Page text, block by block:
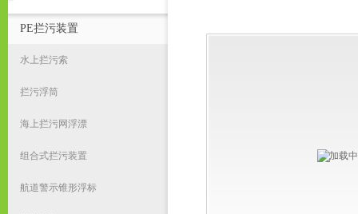
PE拦污装置
水上拦污索
拦污浮筒
海上拦污网浮漂
组合式拦污装置
航道警示锥形浮标